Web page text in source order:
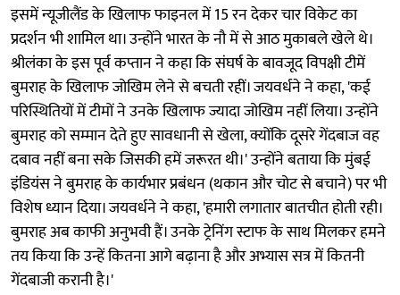
इसमें न्यूजीलैंड के खिलाफ फाइनल में 15 रन देकर चार विकेट का
प्रदर्शन भी शामिल था। उन्होंने भारत के नौ में से आठ मुकाबले खेले थे।
श्रीलंका के इस पूर्व कप्तान ने कहा कि संघर्ष के बावजूद विपक्षी टीमें
बुमराह के खिलाफ जोखिम लेने से बचती रहीं। जयवर्धने ने कहा, 'कई
परिस्थितियों में टीमों ने उनके खिलाफ ज्यादा जोखिम नहीं लिया। उन्होंने
बुमराह को सम्मान देते हुए सावधानी से खेला, क्योंकि दूसरे गेंदबाज वह
दबाव नहीं बना सके जिसकी हमें जरूरत थी।' उन्होंने बताया कि मुंबई
इंडियंस ने बुमराह के कार्यभार प्रबंधन (थकान और चोट से बचाने) पर भी
विशेष ध्यान दिया। जयवर्धने ने कहा, 'हमारी लगातार बातचीत होती रही।
बुमराह अब काफी अनुभवी हैं। उनके ट्रेनिंग स्टाफ के साथ मिलकर हमने
तय किया कि उन्हें कितना आगे बढ़ाना है और अभ्यास सत्र में कितनी
गेंदबाजी करानी है।'